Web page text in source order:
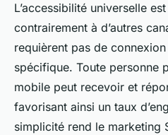
L’accessibilité universelle
contrairement à d’autres
requièrent pas de
spécifique. Toute personne
mobile peut recevoir et
favorisant ainsi un taux
simplicité rend le marketing